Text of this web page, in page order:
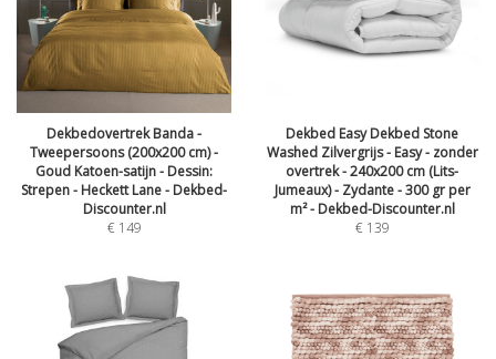
Dekbedovertrek Banda -
Tweepersoons (200x200 cm) -
Goud Katoen-satijn - Dessin:
Strepen - Heckett Lane - Dekbed-
Discounter.nl
€ 149
Dekbed Easy Dekbed Stone
Washed Zilvergrijs - Easy - zonder
overtrek - 240x200 cm (Lits-
Jumeaux) - Zydante - 300 gr per
m² - Dekbed-Discounter.nl
€ 139